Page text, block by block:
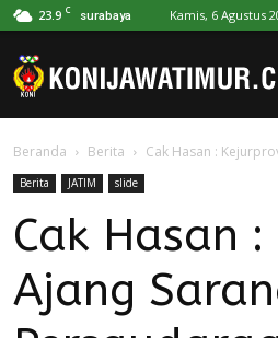
23.9 C surabaya Kamis, 6 Agustus
Beranda Berita Cak Hasan :
Berita JATIM slide
Cak Hasan
Ajang